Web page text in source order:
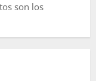
son los